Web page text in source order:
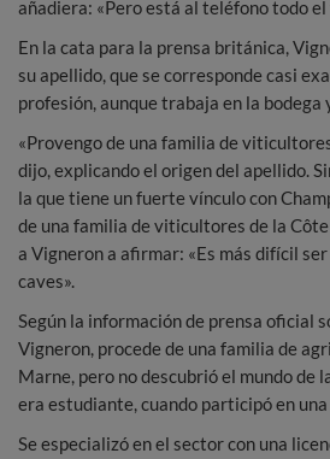
añadiera: «Pero está al teléfono todo el
En la cata para la prensa británica,
su apellido, que se corresponde casi
profesión, aunque trabaja en la bodega
«Provengo de una familia de
dijo, explicando el origen del apellido.
la que tiene un fuerte vínculo con
de una familia de viticultores de la
a Vigneron a afirmar: «Es más difícil
caves».
Según la información de prensa oficial
Vigneron, procede de una familia de
Marne, pero no descubrió el mundo de
era estudiante, cuando participó en
Se especializó en el sector con una